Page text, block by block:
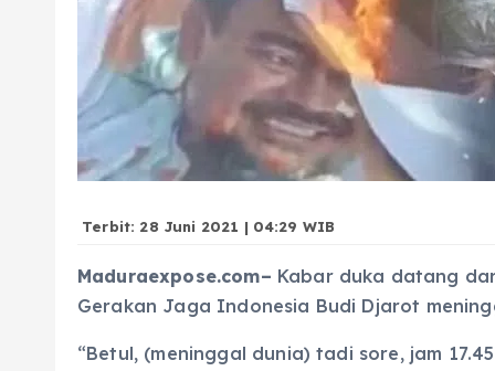
Terbit: 28 Juni 2021 | 04:29 WIB
Maduraexpose.com– Kabar duka datang
Gerakan Jaga Indonesia Budi Djarot
“Betul, (meninggal dunia) tadi sore, jam